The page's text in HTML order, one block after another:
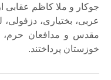
جوکار و ملا کاظم عقابی
عربی، بختیاری،
مقدس و مدافعان حرم،
خوزستان پرداختند.